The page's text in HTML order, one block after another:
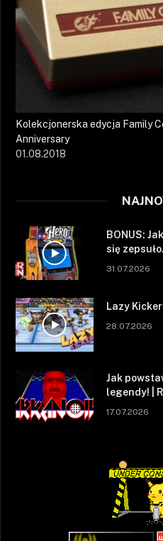
Kolekcjonerska edycja Family
Anniversary
01.08.2018
BONUS:
się
31.07.2026
Lazy
28.07.2026
Jak
legendy! |
17.07.2026